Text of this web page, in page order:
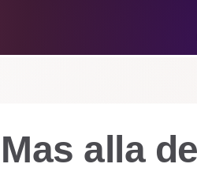
Mas alla